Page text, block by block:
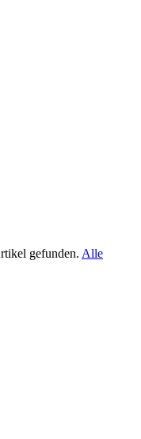
gefunden. Alle